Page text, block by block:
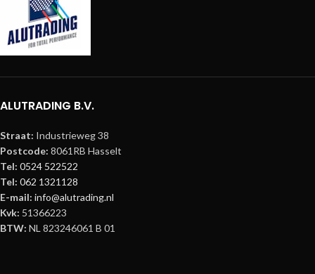
ALUTRADING B.V.
Straat: Industrieweg 38
Postcode: 8061RB Hasselt
Tel: 0524 522522
Tel: 062 1321128
E-mail: info@alutrading.nl
Kvk: 51366223
BTW: NL 823246061 B 01